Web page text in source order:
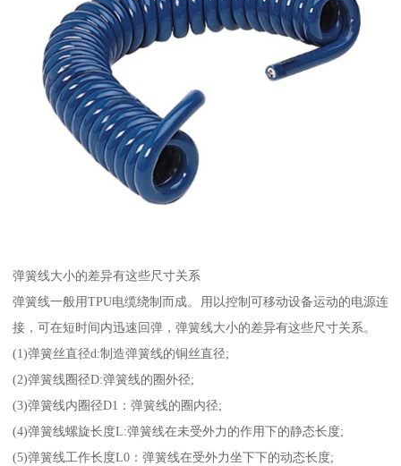
弹簧线大小的差异有这些尺寸关系
弹簧线一般用TPU电缆绕制而成。用以控制可移动设备运动的电源连
接，可在短时间内迅速回弹，弹簧线大小的差异有这些尺寸关系。
(1)弹簧丝直径d:制造弹簧线的铜丝直径;
(2)弹簧线圈径D:弹簧线的圈外径;
(3)弹簧线内圈径D1：弹簧线的圈内径;
(4)弹簧线螺旋长度L:弹簧线在未受外力的作用下的静态长度;
(5)弹簧线工作长度L0：弹簧线在受外力坐下下的动态长度;